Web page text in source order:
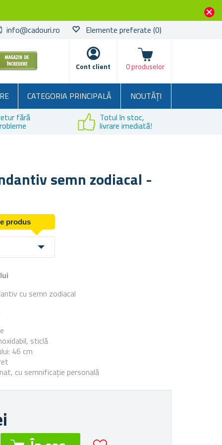
info@cadouri.ro Elemente preferate (0)
Cont client
Coșul
0 produselor
CATEGORIA PRINCIPALĂ
NOUTĂȚI
fără Totul în stoc,
livrare imediată!
semn zodiacal -
produs
cu semn zodiacal
sticlă
46 cm
cu semnificație personală